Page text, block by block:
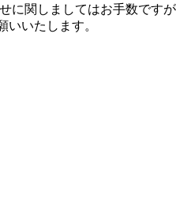
に関しましてはお手数ですが
いたします。